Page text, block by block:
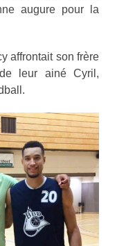
augure pour la
affrontait son frère
leur ainé Cyril,